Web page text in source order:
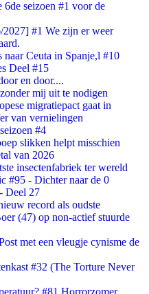
seizoen #1 voor de
#1 We zijn er weer
Ceuta in Spanje,l #10
Deel #15
en door....
mij uit te nodigen
migratiepact gaat in
van vernielingen
#4
slikken helpt misschien
van 2026
insectenfabriek ter wereld
#95 - Dichter naar de 0
Deel 27
record als oudste
(47) op non-actief stuurde
met een vleugje cynisme de
#32 (The Torture Never
#81 Horrorzomer